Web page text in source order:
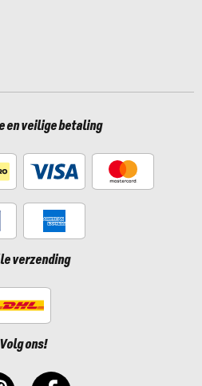
en veilige betaling
verzending
Volg ons!